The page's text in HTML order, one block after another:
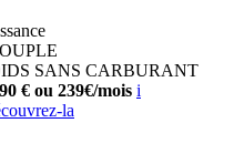
SANS CARBURANT
€ ou 239€/mois i
la